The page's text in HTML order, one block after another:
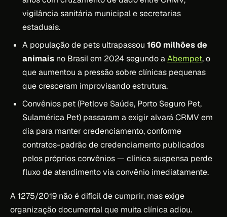
vigilância sanitária municipal e secretarias
estaduais.
A população de pets ultrapassou 160 milhões de
animais no Brasil em 2024 segundo aAbempet, o
que aumentou a pressão sobre clínicas pequenas
que cresceram improvisando estrutura.
Convênios pet (Petlove Saúde, Porto Seguro Pet,
Sulamérica Pet) passaram a exigir alvará CRMV em
dia para manter credenciamento, conforme
contratos-padrão de credenciamento publicados
pelos próprios convênios — clínica suspensa perde
fluxo de atendimento via convênio imediatamente.
A 1275/2019 não é difícil de cumprir, mas exige
organização documental que muita clínica adiou.